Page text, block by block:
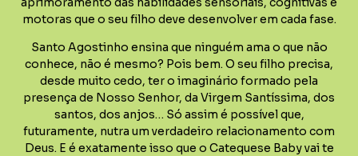
motoras que o seu filho deve desenvolver em cada fase.
Santo Agostinho ensina que ninguém ama o que não
conhece, não é mesmo? Pois bem. O seu filho precisa,
desde muito cedo, ter o imaginário formado pela
presença de Nosso Senhor, da Virgem Santíssima, dos
santos, dos anjos… Só assim é possível que,
futuramente, nutra um verdadeiro relacionamento com
Deus. E é exatamente isso que o Catequese Baby vai te